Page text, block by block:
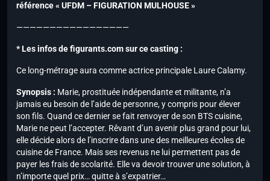
référence « UFDM – FIGURATION MULHOUSE »
—————————————————
* Les infos de figurants.com sur ce casting :
Ce long-métrage aura comme actrice principale Laure Calamy.
Synopsis : Marie, prostituée indépendante et militante, n’a
jamais eu besoin de l’aide de personne, y compris pour élever
son fils. Quand ce dernier se fait renvoyer de son BTS cuisine,
Marie ne peut l’accepter. Rêvant d’un avenir plus grand pour lui,
elle décide alors de l’inscrire dans une des meilleures écoles de
cuisine de France. Mais ses revenus ne lui permettent pas de
payer les frais de scolarité. Elle va devoir trouver une solution, à
n’importe quel prix… quitte à s’expatrier…